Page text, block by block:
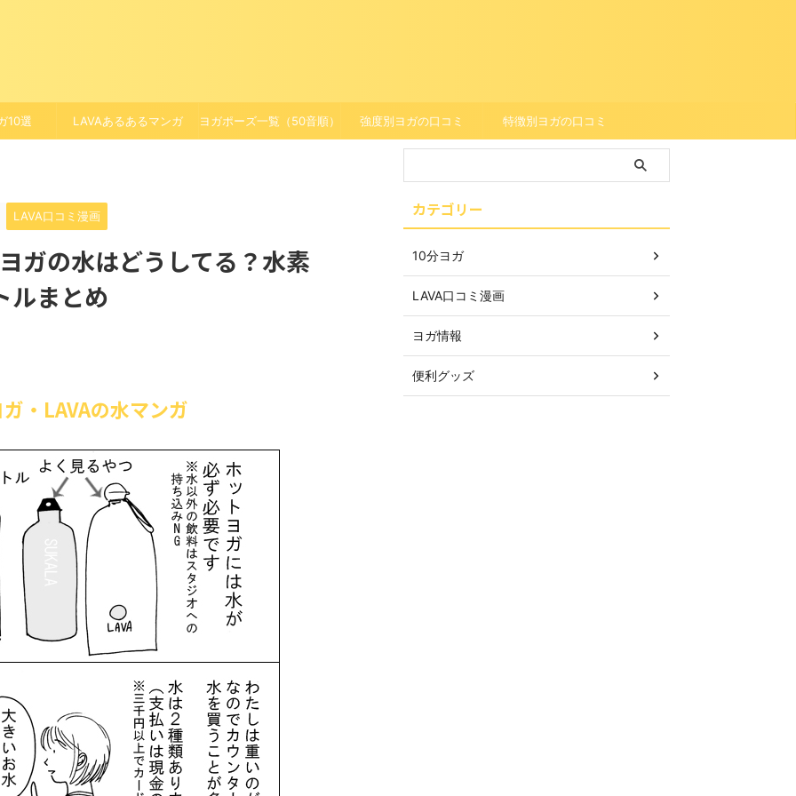
10選 LAVAあるあるマンガ ヨガポーズ一覧（50音順） 強度別ヨガの口コミ 特徴別ヨガの口コミ
LAVA口コミ漫画
ガの水はどうしてる？水素
ルまとめ
・LAVAの水マンガ
カテゴリー
10分ヨガ
LAVA口コミ漫画
ヨガ情報
便利グッズ